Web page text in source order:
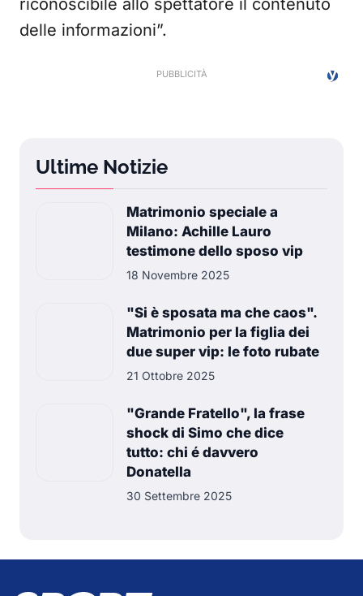
riconoscibile allo spettatore il contenuto
delle informazioni”.
Ultime Notizie
Matrimonio speciale a
Milano: Achille Lauro
testimone dello sposo vip
18 Novembre 2025
"Si è sposata ma che caos".
Matrimonio per la figlia dei
due super vip: le foto rubate
21 Ottobre 2025
"Grande Fratello", la frase
shock di Simo che dice
tutto: chi é davvero
Donatella
30 Settembre 2025